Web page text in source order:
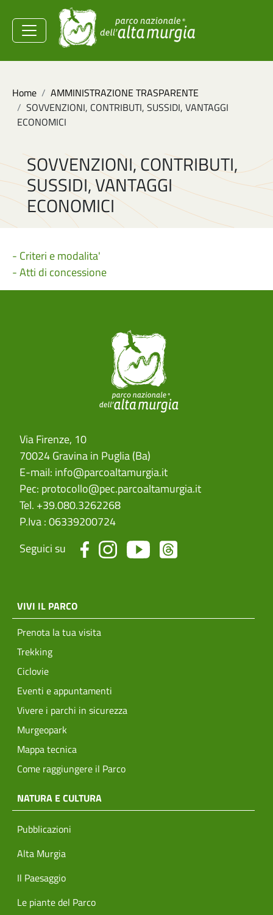
Salta al contenuto principale
della Sicurezza
Energetica
Home
AMMINISTRAZIONE TRASPARENTE
SOVVENZIONI, CONTRIBUTI, SUSSIDI, VANTAGGI
ECONOMICI
SOVVENZIONI, CONTRIBUTI,
SUSSIDI, VANTAGGI
ECONOMICI
- Criteri e modalita'
- Atti di concessione
Via Firenze, 10
70024 Gravina in Puglia (Ba)
E-mail: info@parcoaltamurgia.it
Pec: protocollo@pec.parcoaltamurgia.it
Tel. +39.080.3262268
P.Iva : 06339200724
Seguici su
menu top footer
VIVI IL PARCO
Prenota la tua visita
Trekking
Ciclovie
Eventi e appuntamenti
Vivere i parchi in sicurezza
Murgeopark
Mappa tecnica
Come raggiungere il Parco
NATURA E CULTURA
Pubblicazioni
Alta Murgia
Il Paesaggio
Le piante del Parco